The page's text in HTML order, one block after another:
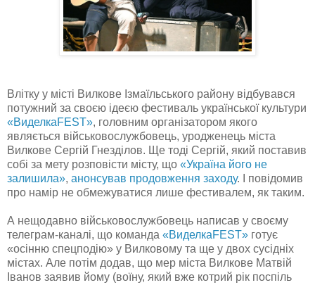
Влітку у місті Вилкове Ізмаїльського району відбувався
потужний за своєю ідеєю фестиваль української культури
«ВиделкаFEST», головним організатором якого
являється військовослужбовець, уродженець міста
Вилкове Сергій Гнезділов. Ще тоді Сергій, який поставив
собі за мету розповісти місту, що «Україна його не
залишила», анонсував продовження заходу. І повідомив
про намір не обмежуватися лише фестивалем, як таким.
А нещодавно військовослужбовець написав у своєму
телеграм-каналі, що команда «ВиделкаFEST» готує
«осінню спецподію» у Вилковому та ще у двох сусідніх
містах. Але потім додав, що мер міста Вилкове Матвій
Іванов заявив йому (воїну, який вже котрий рік поспіль